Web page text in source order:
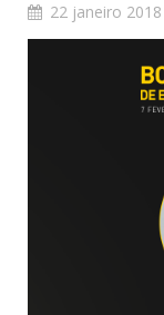
22 janeiro 2018